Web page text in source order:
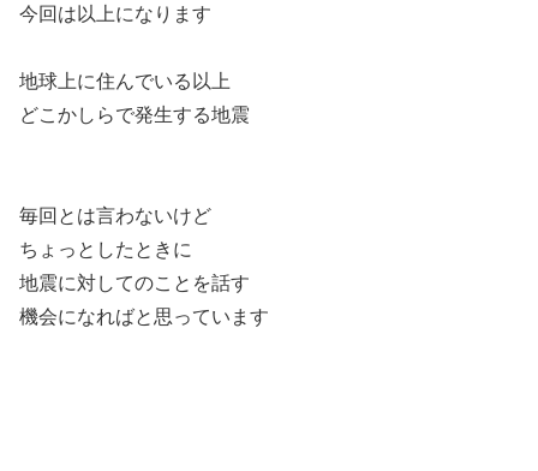
今回は以上になります
地球上に住んでいる以上
どこかしらで発生する地震
毎回とは言わないけど
ちょっとしたときに
地震に対してのことを話す
機会になればと思っています